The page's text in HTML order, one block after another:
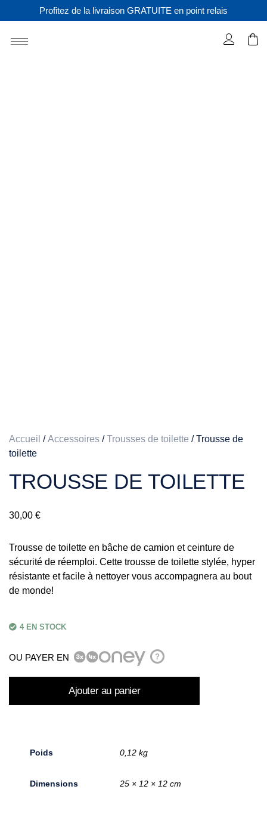
Profitez de la livraison GRATUITE en point relais
Accueil /Accessoires /Trousses de toilette / Trousse de
toilette
TROUSSE DE TOILETTE
30,00 €
Trousse de toilette en bâche de camion et ceinture de
sécurité de réemploi. Cette trousse de toilette stylée, hyper
résistante et facile à nettoyer vous accompagnera au bout
de monde!
4 EN STOCK
OU PAYER EN ?
Ajouter au panier
Poids 0,12 kg
Dimensions 25 × 12 × 12 cm